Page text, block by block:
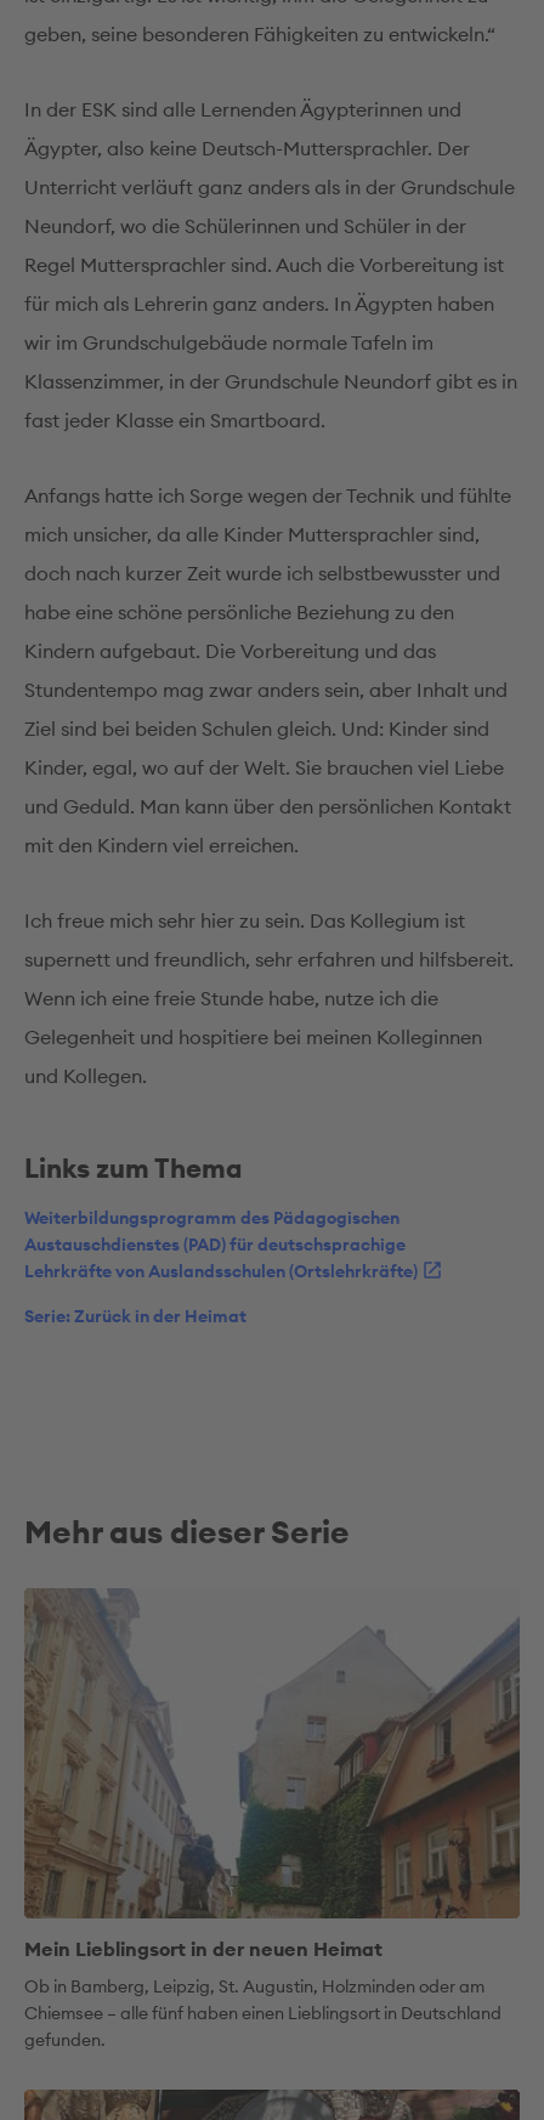
geben, seine besonderen Fähigkeiten zu entwickeln.“
In der ESK sind alle Lernenden Ägypterinnen und
Ägypter, also keine Deutsch-Muttersprachler. Der
Unterricht verläuft ganz anders als in der Grundschule
Neundorf, wo die Schülerinnen und Schüler in der
Regel Muttersprachler sind. Auch die Vorbereitung ist
für mich als Lehrerin ganz anders. In Ägypten haben
wir im Grundschulgebäude normale Tafeln im
Klassenzimmer, in der Grundschule Neundorf gibt es in
fast jeder Klasse ein Smartboard.
Anfangs hatte ich Sorge wegen der Technik und fühlte
mich unsicher, da alle Kinder Muttersprachler sind,
doch nach kurzer Zeit wurde ich selbstbewusster und
habe eine schöne persönliche Beziehung zu den
Kindern aufgebaut. Die Vorbereitung und das
Stundentempo mag zwar anders sein, aber Inhalt und
Ziel sind bei beiden Schulen gleich. Und: Kinder sind
Kinder, egal, wo auf der Welt. Sie brauchen viel Liebe
und Geduld. Man kann über den persönlichen Kontakt
mit den Kindern viel erreichen.
Ich freue mich sehr hier zu sein. Das Kollegium ist
supernett und freundlich, sehr erfahren und hilfsbereit.
Wenn ich eine freie Stunde habe, nutze ich die
Gelegenheit und hospitiere bei meinen Kolleginnen
und Kollegen.
Links zum Thema
Weiterbildungsprogramm des Pädagogischen
Austauschdienstes (PAD) für deutschsprachige
Lehrkräfte von Auslandsschulen (Ortslehrkräfte)
Serie: Zurück in der Heimat
Mehr aus dieser Serie
Mein Lieblingsort in der neuen Heimat
Ob in Bamberg, Leipzig, St. Augustin, Holzminden oder am
Chiemsee – alle fünf haben einen Lieblingsort in Deutschland
gefunden.